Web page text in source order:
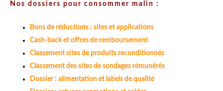
Nos dossiers pour consommer malin :
Bons de réductions : sites et applications
Cash-back et offres de remboursement
Classement sites de produits reconditionnés
Classement des sites de sondages rémunérés
Dossier : alimentation et labels de qualité